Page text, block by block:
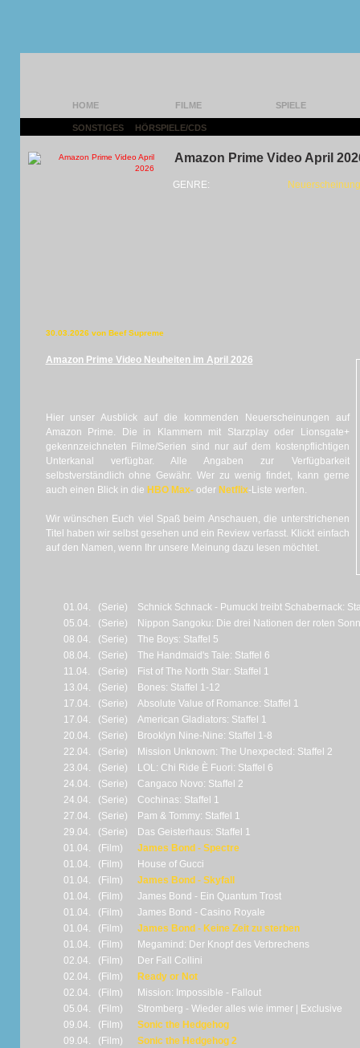
HOME FILME SPIELE
SONSTIGES HÖRSPIELE/CDS
Amazon Prime Video April
GENRE:
30.03.2026 von Beef Supreme
Amazon Prime Video Neuheiten im April 2026
Hier unser Ausblick auf die kommenden Neuerscheinungen auf
Amazon Prime. Die in Klammern mit Starzplay oder Lionsgate+
gekennzeichneten Filme/Serien sind nur auf dem kostenpflichtigen
Unterkanal verfügbar. Alle Angaben zur Verfügbarkeit
selbstverständlich ohne Gewähr. Wer zu wenig findet, kann gerne
auch einen Blick in die HBO Max-oder Netflix-Liste werfen.
Wir wünschen Euch viel Spaß beim Anschauen, die unterstrichenen
Titel haben wir selbst gesehen und ein Review verfasst. Klickt einfach
auf den Namen, wenn Ihr unsere Meinung dazu lesen möchtet.
01.04. (Serie)
Schnick Schnack - Pumuckl treibt Schabernack:
05.04.
(Serie)
Nippon Sangoku: Die drei Nationen der roten
08.04.
(Serie)
The Boys: Staffel 5
08.04.
(Serie)
The Handmaid's Tale: Staffel 6
11.04.
(Serie)
Fist of The North Star: Staffel 1
13.04.
(Serie)
Bones: Staffel 1-12
17.04.
(Serie)
Absolute Value of Romance: Staffel 1
17.04.
(Serie)
American Gladiators: Staffel 1
20.04.
(Serie)
Brooklyn Nine-Nine: Staffel 1-8
22.04.
(Serie)
Mission Unknown: The Unexpected: Staffel 2
23.04.
(Serie)
LOL: Chi Ride È Fuori: Staffel 6
24.04.
(Serie)
Cangaco Novo: Staffel 2
24.04.
(Serie)
Cochinas: Staffel 1
27.04.
(Serie)
Pam & Tommy: Staffel 1
29.04.
(Serie)
Das Geisterhaus: Staffel 1
01.04.
(Film)
James Bond - Spectre
01.04.
(Film)
House of Gucci
01.04.
(Film)
James Bond - Skyfall
01.04.
(Film)
James Bond - Ein Quantum Trost
01.04.
(Film)
James Bond - Casino Royale
01.04.
(Film)
James Bond - Keine Zeit zu sterben
01.04.
(Film)
Megamind: Der Knopf des Verbrechens
02.04.
(Film)
Der Fall Collini
02.04.
(Film)
Ready or Not
02.04.
(Film)
Mission: Impossible - Fallout
05.04.
(Film)
Stromberg - Wieder alles wie immer | Exclusive
09.04.
(Film)
Sonic the Hedgehog
09.04.
(Film)
Sonic the Hedgehog 2